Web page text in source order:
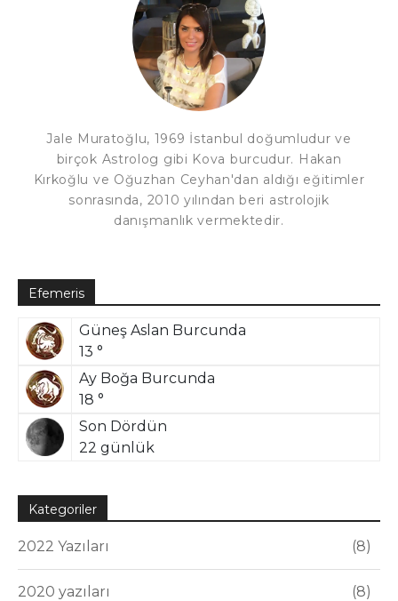
Jale Muratoğlu, 1969 İstanbul doğumludur ve
birçok Astrolog gibi Kova burcudur. Hakan
Kırkoğlu ve Oğuzhan Ceyhan'dan aldığı eğitimler
sonrasında, 2010 yılından beri astrolojik
danışmanlık vermektedir.
Efemeris
Güneş Aslan Burcunda
13 °
Ay Boğa Burcunda
18 °
Son Dördün
22 günlük
Kategoriler
2022 Yazıları 8
2020 yazıları 8